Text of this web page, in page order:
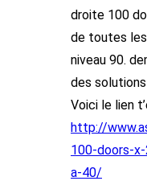
droite 100
de toutes les
niveau 90.
des
Voici le lien
http://
100-doors-
a-40/